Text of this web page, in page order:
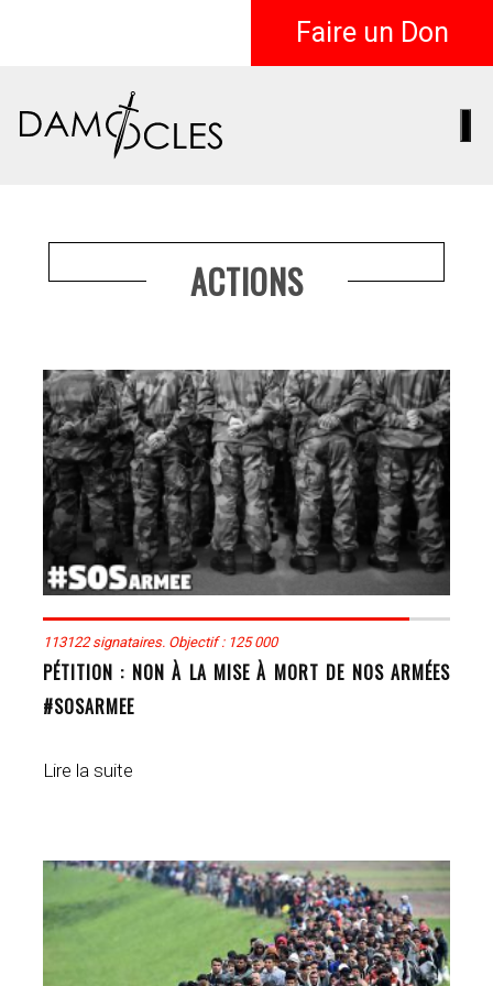
Faire un Don
ACTIONS
113122 signataires. Objectif : 125 000
PÉTITION : NON À LA MISE À MORT DE NOS ARMÉES
#SOSARMEE
Lire la suite